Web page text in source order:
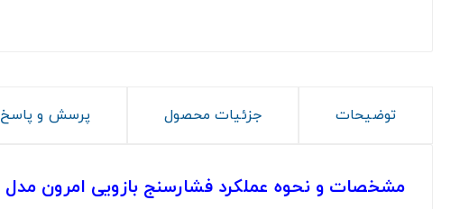
توضیحات جزئیات محصول پرسش و پاسخ
مشخصات و نحوه عملکرد فشارسنج بازویی امرون مدل M6-AC: